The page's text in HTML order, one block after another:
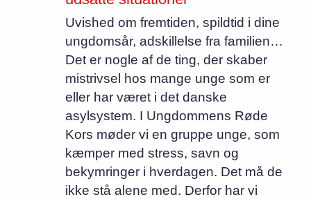
Uvished om fremtiden, spildtid i dine
ungdomsår, adskillelse fra familien…
Det er nogle af de ting, der skaber
mistrivsel hos mange unge som er
eller har været i det danske
asylsystem. I Ungdommens Røde
Kors møder vi en gruppe unge, som
kæmper med stress, savn og
bekymringer i hverdagen. Det må de
ikke stå alene med. Derfor har vi